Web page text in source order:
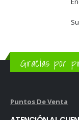
Gracias por
Puntos De Venta